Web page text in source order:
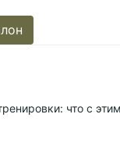
салон
что с